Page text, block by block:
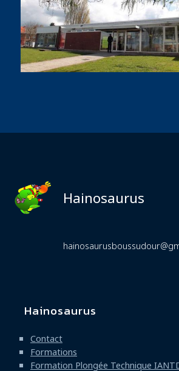
Hainosaurus
Navigation
principale
Hainosaurus
Contact
Formations
Formation Plongée Technique